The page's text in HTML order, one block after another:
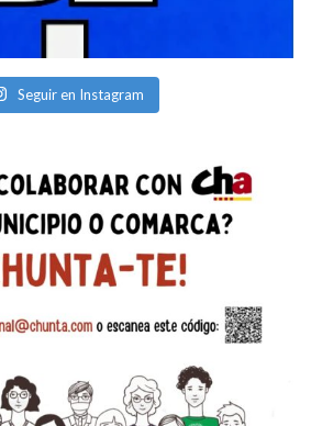
Seguir en Instagram